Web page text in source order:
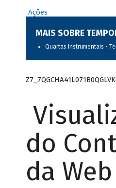
Ações
MAIS SOBRE
Quartas Instrumentais -
do
da Web